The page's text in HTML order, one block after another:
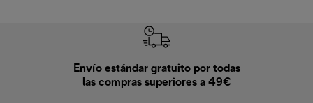
Envío estándar gratuito por todas
las compras superiores a 49€